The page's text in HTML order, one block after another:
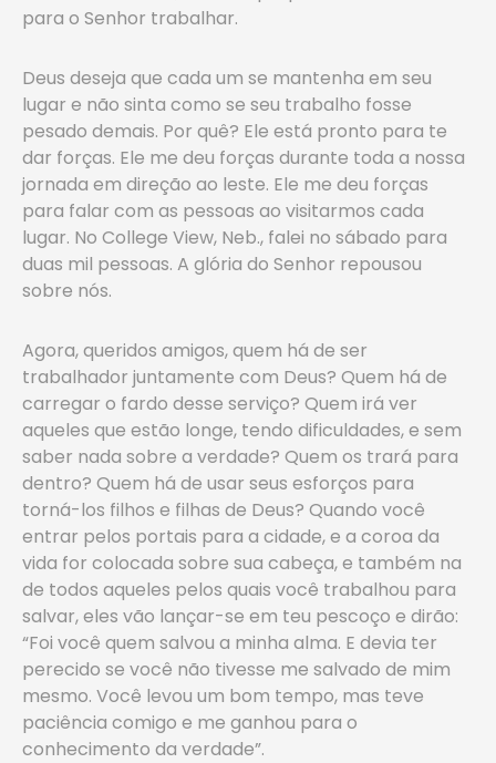
para o Senhor trabalhar.
Deus deseja que cada um se mantenha em seu
lugar e não sinta como se seu trabalho fosse
pesado demais. Por quê? Ele está pronto para te
dar forças. Ele me deu forças durante toda a nossa
jornada em direção ao leste. Ele me deu forças
para falar com as pessoas ao visitarmos cada
lugar. No College View, Neb., falei no sábado para
duas mil pessoas. A glória do Senhor repousou
sobre nós.
Agora, queridos amigos, quem há de ser
trabalhador juntamente com Deus? Quem há de
carregar o fardo desse serviço? Quem irá ver
aqueles que estão longe, tendo dificuldades, e sem
saber nada sobre a verdade? Quem os trará para
dentro? Quem há de usar seus esforços para
torná-los filhos e filhas de Deus? Quando você
entrar pelos portais para a cidade, e a coroa da
vida for colocada sobre sua cabeça, e também na
de todos aqueles pelos quais você trabalhou para
salvar, eles vão lançar-se em teu pescoço e dirão:
“Foi você quem salvou a minha alma. E devia ter
perecido se você não tivesse me salvado de mim
mesmo. Você levou um bom tempo, mas teve
paciência comigo e me ganhou para o
conhecimento da verdade”.